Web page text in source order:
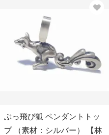
ぶっ飛び狐 ペンダントトッ
プ （素材：シルバー） 【林